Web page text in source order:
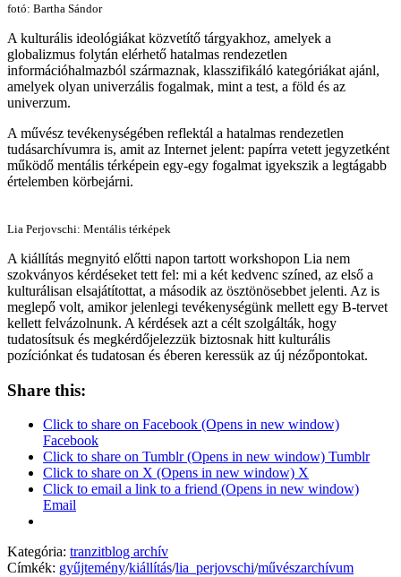
fotó: Bartha Sándor
A kulturális ideológiákat közvetítő tárgyakhoz, amelyek a
globalizmus folytán elérhető hatalmas rendezetlen
információhalmazból származnak, klasszifikáló kategóriákat ajánl,
amelyek olyan univerzális fogalmak, mint a test, a föld és az
univerzum.
A művész tevékenységében reflektál a hatalmas rendezetlen
tudásarchívumra is, amit az Internet jelent: papírra vetett jegyzetként
működő mentális térképein egy-egy fogalmat igyekszik a legtágabb
értelemben körbejárni.
Lia Perjovschi: Mentális térképek
A kiállítás megnyitó előtti napon tartott workshopon Lia nem
szokványos kérdéseket tett fel: mi a két kedvenc színed, az első a
kulturálisan elsajátítottat, a második az ösztönösebbet jelenti. Az is
meglepő volt, amikor jelenlegi tevékenységünk mellett egy B-tervet
kellett felvázolnunk. A kérdések azt a célt szolgálták, hogy
tudatosítsuk és megkérdőjelezzük biztosnak hitt kulturális
pozíciónkat és tudatosan és éberen keressük az új nézőpontokat.
Share this:
Click to share on Facebook (Opens in new window)
Facebook
Click to share on Tumblr (Opens in new window) Tumblr
Click to share on X (Opens in new window) X
Click to email a link to a friend (Opens in new window)
Email
Kategória: tranzitblog archív
Címkék: gyűjtemény/kiállítás/lia_perjovschi/művészarchívum